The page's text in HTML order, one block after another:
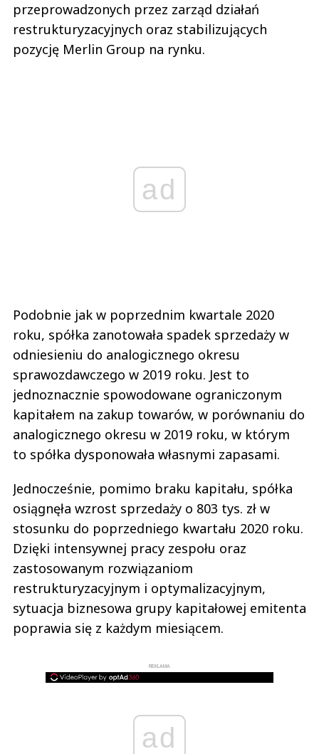
przeprowadzonych przez zarząd działań
restrukturyzacyjnych oraz stabilizujących
pozycję Merlin Group na rynku.
ad
Podobnie jak w poprzednim kwartale 2020
roku, spółka zanotowała spadek sprzedaży w
odniesieniu do analogicznego okresu
sprawozdawczego w 2019 roku. Jest to
jednoznacznie spowodowane ograniczonym
kapitałem na zakup towarów, w porównaniu do
analogicznego okresu w 2019 roku, w którym
to spółka dysponowała własnymi zapasami.
Jednocześnie, pomimo braku kapitału, spółka
osiągnęła wzrost sprzedaży o 803 tys. zł w
stosunku do poprzedniego kwartału 2020 roku.
Dzięki intensywnej pracy zespołu oraz
zastosowanym rozwiązaniom
restrukturyzacyjnym i optymalizacyjnym,
sytuacja biznesowa grupy kapitałowej emitenta
poprawia się z każdym miesiącem.
REKLAMA
ad